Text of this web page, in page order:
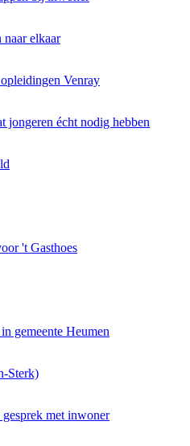
naar elkaar
jongeren écht nodig hebben
Sterk)